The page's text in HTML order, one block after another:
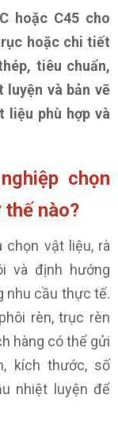
hoặc C45 cho
hoặc chi tiết
tiêu chuẩn,
luyện và bản vẽ
liệu phù hợp và
chọn
nào?
chọn vật liệu, rà
và định hướng
nhu cầu thực tế.
rèn, trục rèn
hàng có thể gửi
kích thước, số
nhiệt luyện để